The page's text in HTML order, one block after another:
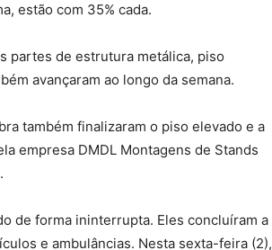
estão com 35% cada.
partes de estrutura metálica, piso
avançaram ao longo da semana.
também finalizaram o piso elevado e a
empresa DMDL Montagens de Stands
de forma ininterrupta. Eles concluíram a
e ambulâncias. Nesta sexta-feira (2),